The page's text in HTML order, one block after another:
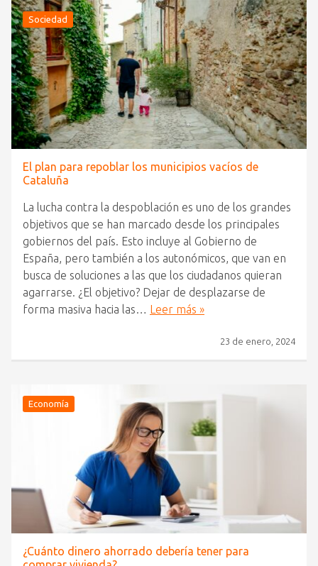
Sociedad
El plan para repoblar los municipios vacíos de
Cataluña
La lucha contra la despoblación es uno de los grandes
objetivos que se han marcado desde los principales
gobiernos del país. Esto incluye al Gobierno de
España, pero también a los autonómicos, que van en
busca de soluciones a las que los ciudadanos quieran
agarrarse. ¿El objetivo? Dejar de desplazarse de
forma masiva hacia las… Leer más »
23 de enero, 2024
Economía
¿Cuánto dinero ahorrado debería tener para